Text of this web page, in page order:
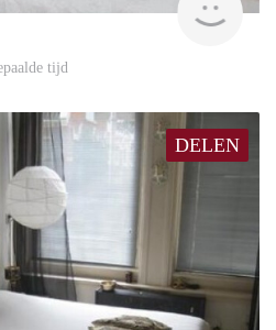
tijd
DELEN